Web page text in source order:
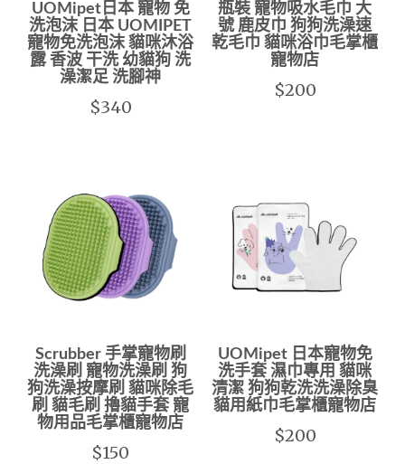
UOMipet日本 寵物 免
洗泡沫 日本 UOMIPET
寵物免洗泡沫 貓咪沐浴
露 香波 干洗 幼貓狗 洗
澡潔足 洗腳神
$340
瓶裝 寵物吸水毛巾 大
號 鹿皮巾 狗狗洗澡速
乾毛巾 貓咪浴巾毛掌櫃
寵物店
$200
Scrubber 手掌寵物刷
洗澡刷 寵物洗澡刷 狗
狗洗澡按摩刷 貓咪除毛
刷 貓毛刷 擼貓手套 寵
物用品毛掌櫃寵物店
$150
UOMipet 日本寵物免
洗手套 濕巾專用 貓咪
清潔 狗狗乾洗洗澡除臭
貓用紙巾毛掌櫃寵物店
$200